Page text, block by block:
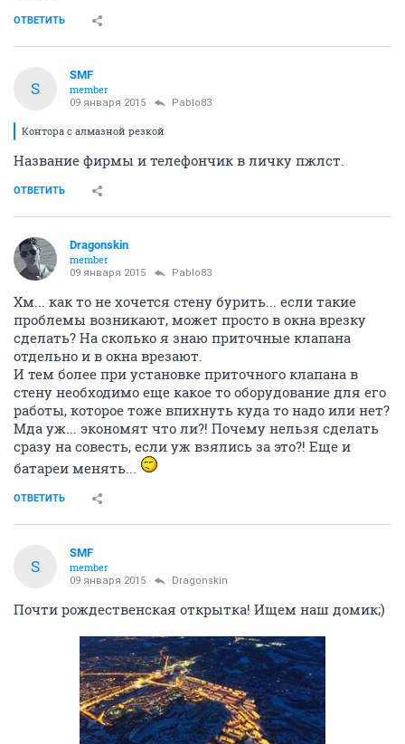
ОТВЕТИТЬ
S
SMF
member
09 января 2015 Pablo83
Контора с алмазной резкой
Название фирмы и телефончик в личку пжлст.
ОТВЕТИТЬ
Dragonskin
member
09 января 2015 Pablo83
Хм... как то не хочется стену бурить... если такие
проблемы возникают, может просто в окна врезку
сделать? На сколько я знаю приточные клапана
отдельно и в окна врезают.
И тем более при установке приточного клапана в
стену необходимо еще какое то оборудование для его
работы, которое тоже впихнуть куда то надо или нет?
Мда уж... экономят что ли?! Почему нельзя сделать
сразу на совесть, если уж взялись за это?! Еще и
батареи менять...
ОТВЕТИТЬ
S
SMF
member
09 января 2015 Dragonskin
Почти рождественская открытка! Ищем наш домик;)